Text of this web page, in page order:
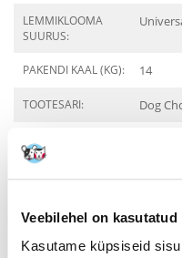
Veebilehel on kasutatud
Kasutame küpsiseid
LEMMIKLOOMA
SUURUS:
PAKENDI KAAL (KG): 14
TOOTESARI: Dog
Otstarve